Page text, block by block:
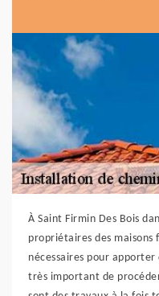
À Saint Firmin Des Bois
propriétaires des maisons
nécessaires pour
très important de